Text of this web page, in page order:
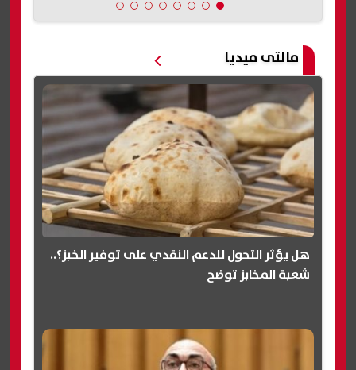
مالتى ميديا
هل يؤثر التحول للدعم النقدي على توفير الخبز؟..
شعبة المخابز توضح